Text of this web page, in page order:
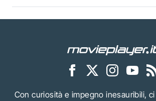
Con curiosità e impegno inesauribili,